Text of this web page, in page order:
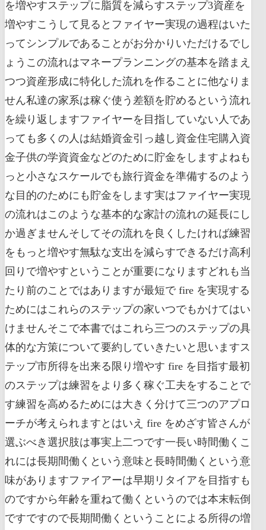
を増やすステップに脂質を減らすステップ3資産を
増やすこうして見るとファイヤー実現の過程はいた
ってシンプルであることがお分かりいただけるでし
ょうこの流れはマネープランニングの基本を踏まえ
つつ資産形成に特化した流れを作ることに他なりま
せん私達の家系は稼ぐ使う差額を貯めるという流れ
を繰り返しますファイヤーを目指していない人であ
っても多くの人は結婚資金引っ越し資金住宅購入資
金子供の学資資金などのために貯金をしますよねも
っと小さなスケールでも旅行資金を準備するのよう
な目的のためにも貯金をします実はファイヤー実現
の流れはこのような基本的な家計の流れの延長にし
か過ぎませんそしてその流れを良くしたければ練習
をもっと増やす無駄な支出を減らすできるだけ高利
回りで増やすということが重要になりますどれも当
たり前のことではありますが最短で fire を実現する
ためにはこれらのステップの家いつでもかけてはい
けませんそこで本書ではこれら三つのステップの具
体的な方策について要約していきたいと思いますス
テップ市所得を出来る限り増やす fire を目指す最初
のステップは練習をより多く稼ぐ工夫をすることで
す練習を高めるためには大きく分けて三つのアプロ
ーチが考えられますとはいえ fire をめざす皆さんが
選ぶべき選択肢は事実上二つです一長い時間働くこ
れには長期間働くという意味と長時間働くという意
味がありますファイアーは早期リタイアを目指すも
のですから年齢を重ねて働くというのでは本末転倒
ですですので長期間働くということによる所得の増